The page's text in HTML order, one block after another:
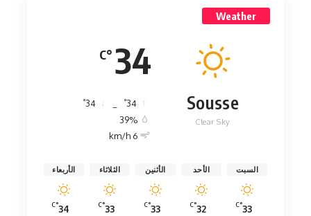
Weather
34
°C
Sousse
Clear Sky
34
°
34
°
39%
6 km/h
السبت
33
°C
الأحد
32
°C
الأثنين
33
°C
الثلاثاء
33
°C
الأربعاء
34
°C